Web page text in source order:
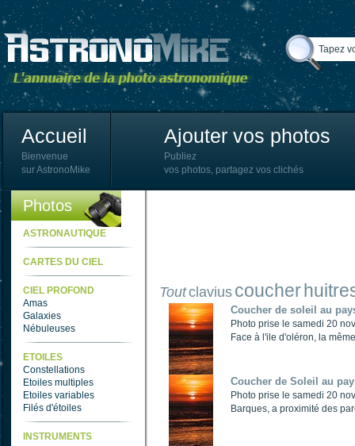
Accueil
Bienvenue
sur AstronoMike
Ajouter vos photos
Publiez
vos photos, partagez vos clichés
Photos
ASTRONAUTIQUE
CARTES DU CIEL
CIEL PROFOND
Amas
Galaxies
Nébuleuses
ETOILES
Constellations
Etoiles multiples
Etoiles variables
Filés d'étoiles
INSTRUMENTS
Toutclavius coucher
Coucher de soleil au
Photo prise le samedi 20
Face à l'ile d'oléron, la
Coucher de Soleil au
Photo prise le samedi 20
Barques, a proximité des